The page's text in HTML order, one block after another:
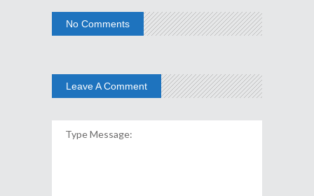
No Comments
Leave A Comment